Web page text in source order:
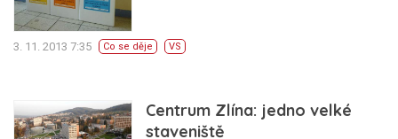
3. 11. 2013 7:35 Co se děje VS
Centrum Zlína: jedno velké
staveniště